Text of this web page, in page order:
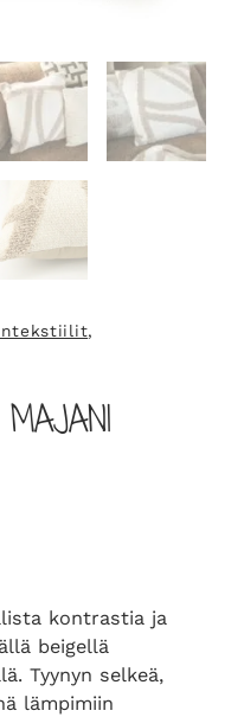
kontrastia ja
beigellä
Tyynyn selkeä,
lämpimiin